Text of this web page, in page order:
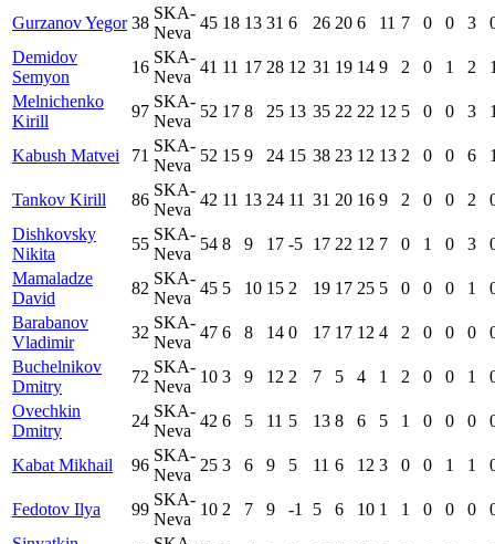
Gurzanov Yegor 38
SKA-
Neva
45 18 13 31 6 26 20 6 11 7 0 0 3
Demidov
Semyon
16
SKA-
Neva
41 11 17 28 12 31 19 14 9 2 0 1 2
Melnichenko
Kirill
97
SKA-
Neva
52 17 8 25 13 35 22 22 12 5 0 0 3
Kabush Matvei 71
SKA-
Neva
52 15 9 24 15 38 23 12 13 2 0 0 6
Tankov Kirill 86
SKA-
Neva
42 11 13 24 11 31 20 16 9 2 0 0 2
Dishkovsky
Nikita
55
SKA-
Neva
54 8 9 17 -5 17 22 12 7 0 1 0 3
Mamaladze
David
82
SKA-
Neva
45 5 10 15 2 19 17 25 5 0 0 0 1
Barabanov
Vladimir
32
SKA-
Neva
47 6 8 14 0 17 17 12 4 2 0 0 0
Buchelnikov
Dmitry
72
SKA-
Neva
10 3 9 12 2 7 5 4 1 2 0 0 1
Ovechkin
Dmitry
24
SKA-
Neva
42 6 5 11 5 13 8 6 5 1 0 0 0
Kabat Mikhail 96
SKA-
Neva
25 3 6 9 5 11 6 12 3 0 0 1 1
Fedotov Ilya 99
SKA-
Neva
10 2 7 9 -1 5 6 10 1 1 0 0 0